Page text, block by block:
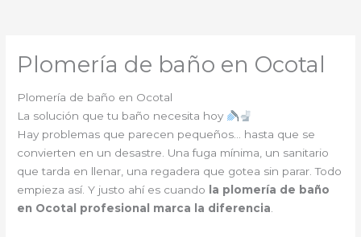
Plomería de baño en Ocotal
Plomería de baño en Ocotal
La solución que tu baño necesita hoy
Hay problemas que parecen pequeños… hasta que se
convierten en un desastre. Una fuga mínima, un sanitario
que tarda en llenar, una regadera que gotea sin parar. Todo
empieza así. Y justo ahí es cuando
la plomería de baño
en Ocotal profesional marca la diferencia.